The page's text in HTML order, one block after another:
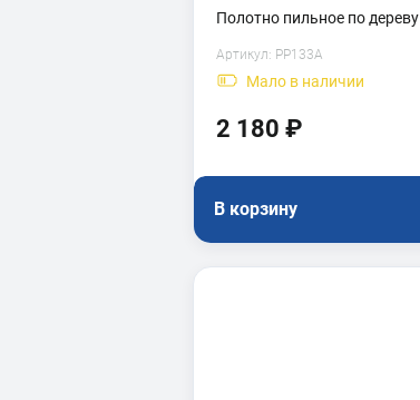
Полотно пильное по дереву
Артикул: PP133A
Мало в наличии
2 180 ₽
В корзину